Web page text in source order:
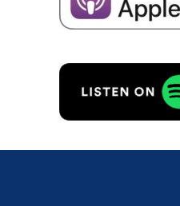
Hozzá­já­ru­lok ahhoz,
ről szóló e-mailek
KÉRÉS